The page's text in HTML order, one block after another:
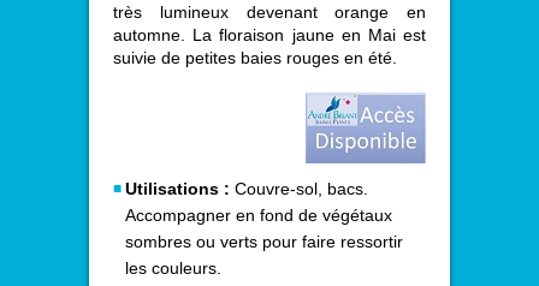
très lumineux devenant orange en
automne. La floraison jaune en Mai est
suivie de petites baies rouges en été.
Utilisations : Couvre-sol, bacs.
Accompagner en fond de végétaux
sombres ou verts pour faire ressortir
les couleurs.